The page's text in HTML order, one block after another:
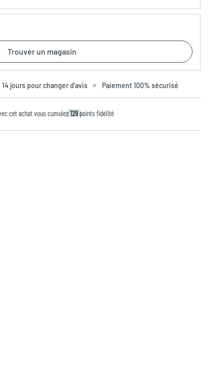
Trouver un magasin
14 jours pour changer d’avis Paiement 100% sécurisé
cet achat vous cumulez129 points fidélité